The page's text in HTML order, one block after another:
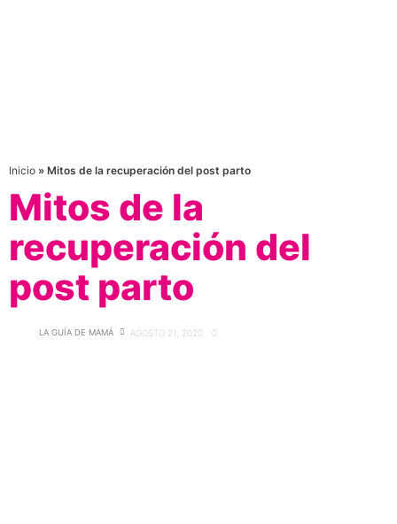
Inicio » Mitos de la recuperación del post parto
Mitos de la
recuperación del
post parto
LA GUÍA DE MAMÁ AGOSTO 21, 2020 0